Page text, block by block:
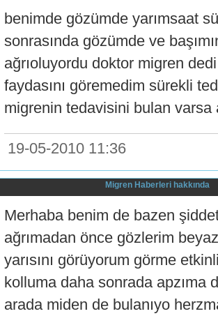
benimde gözümde yarımsaat
sonrasında gözümde ve
ağrıoluyordu doktor migren
faydasını göremedim sürekli
migrenin tedavisini bulan varsa
19-05-2010 11:36
Migren Haberleri hakkında
Merhaba benim de bazen
ağrımadan önce gözlerim
yarısını görüyorum görme
kolluma daha sonrada apzıma
arada miden de bulanıyo